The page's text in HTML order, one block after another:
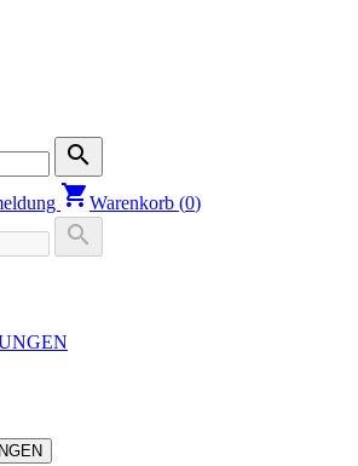
search
shopping_cartWarenkorb (0)
search